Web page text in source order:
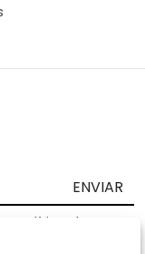
ENVIAR
Política de